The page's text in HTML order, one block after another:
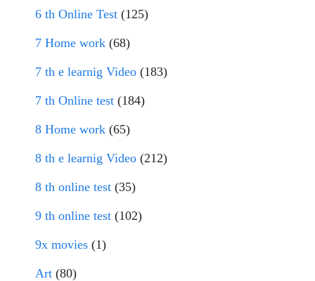
6 th Online Test (125)
7 Home work (68)
7 th e learnig Video (183)
7 th Online test (184)
8 Home work (65)
8 th e learnig Video (212)
8 th online test (35)
9 th online test (102)
9x movies (1)
Art (80)